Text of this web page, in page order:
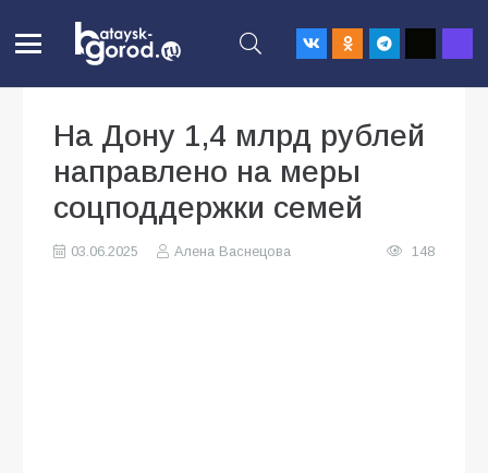
На Дону 1,4 млрд рублей
направлено на меры
соцподдержки семей
03.06.2025 Алена Васнецова 148